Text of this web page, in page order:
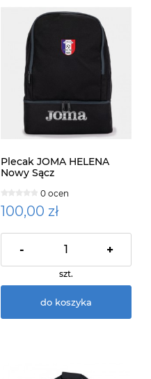
Plecak JOMA HELENA
Nowy Sącz
0 ocen
100,00 zł
- +
szt.
do koszyka